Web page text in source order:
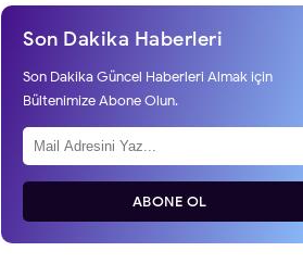
Son Dakika Haberleri
Son Dakika Güncel Haberleri Almak için
Bültenimize Abone Olun.
ABONE OL